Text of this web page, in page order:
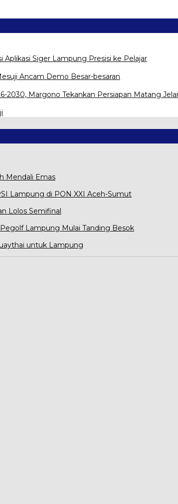
Aplikasi Siger Lampung Presisi ke Pelajar
Ancam Demo Besar-besaran
2030, Margono Tekankan Persiapan Matang
Mendali Emas
Lampung di PON XXI Aceh-Sumut
Lolos Semifinal
Lampung Mulai Tanding Besok
untuk Lampung